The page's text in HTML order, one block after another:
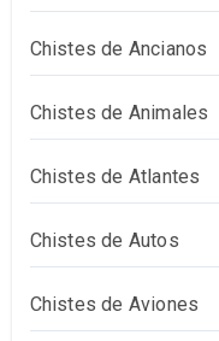
Chistes de Ancianos
Chistes de Animales
Chistes de Atlantes
Chistes de Autos
Chistes de Aviones